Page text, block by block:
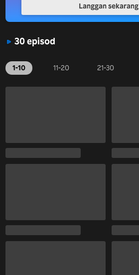
30 episod
1-10 11-20 21-30
Langgan sekarang